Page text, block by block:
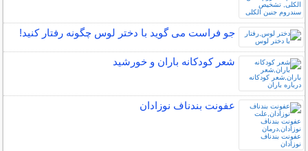
جو فراست می گوید با دختر لوس چگونه رفتار کنید!
شعر کودکانه باران و خورشید
عفونت بندناف نوزادان